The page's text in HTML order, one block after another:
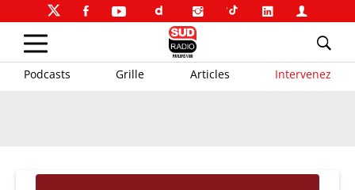
Podcasts Grille Articles Intervenez